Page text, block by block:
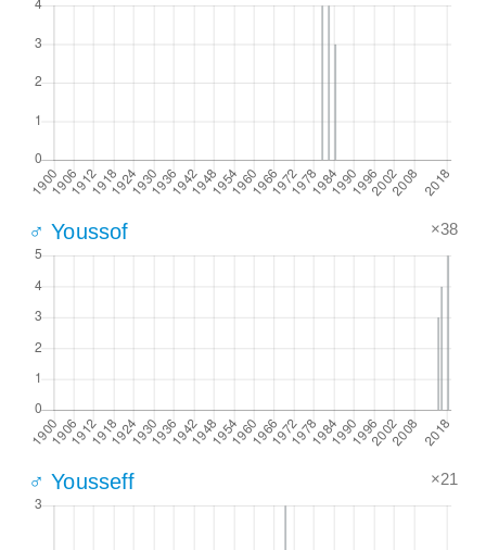
♂ Youssof ×38
♂ Yousseff ×21